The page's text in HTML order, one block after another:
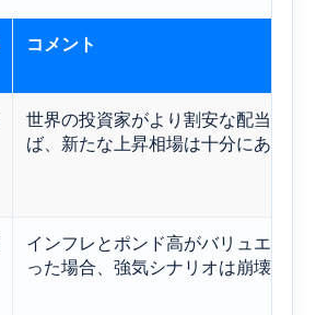
コメント
世界の投資家がより割安な配当市場
ば、新たな上昇相場は十分にあり得
インフレとポンド高がバリュエー
った場合、強気シナリオは崩壊する